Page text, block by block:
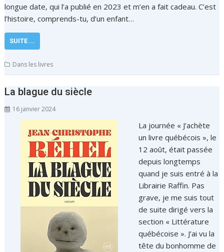
longue date, qui l’a publié en 2023 et m’en a fait cadeau. C’est
l’histoire, comprends-tu, d’un enfant…
SUITE ...
Dans les livres
La blague du siècle
16 janvier 2024
La journée « J’achète
un livre québécois », le
12 août, était passée
depuis longtemps
quand je suis entré à la
Librairie Raffin. Pas
grave, je me suis tout
de suite dirigé vers la
section « Littérature
québécoise ». J’ai vu la
tête du bonhomme de